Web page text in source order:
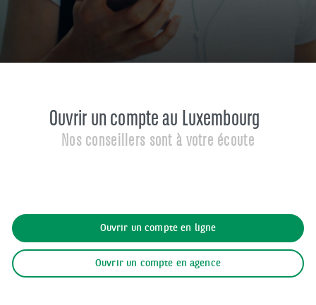
Ouvrir un compte au Luxembourg
Nos conseillers sont à votre écoute
Ouvrir un compte en ligne
Ouvrir un compte en agence